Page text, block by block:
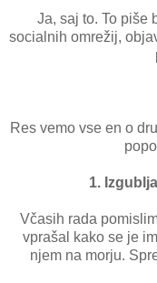
Ja, saj to. To piše
socialnih omrežij,
Res vemo vse en o
1.
Včasih rada
vprašal kako se je
njem na morju.